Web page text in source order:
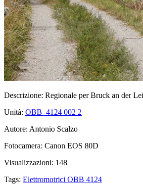
Descrizione: Regionale per Bruck an der
Unità: OBB_4124 002 2
Autore: Antonio Scalzo
Fotocamera: Canon EOS 80D
Visualizzazioni: 148
Tags: Elettromotrici OBB 4124